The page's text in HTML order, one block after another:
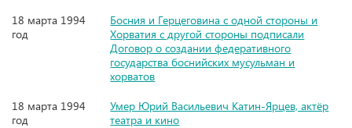
18 марта 1994
год
Босния и Герцеговина с одной стороны и
Хорватия с другой стороны подписали
Договор о создании федеративного
государства боснийских мусульман и
хорватов
18 марта 1994
год
Умер Юрий Васильевич Катин-Ярцев, актёр
театра и кино